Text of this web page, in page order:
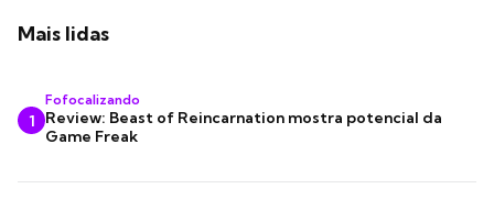
Mais lidas
1
Fofocalizando
Review: Beast of Reincarnation mostra potencial da
Game Freak